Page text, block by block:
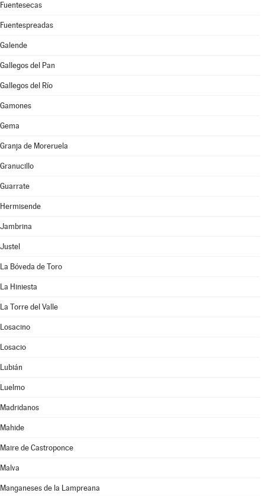
Fuentesecas
Fuentespreadas
Galende
Gallegos del Pan
Gallegos del Río
Gamones
Gema
Granja de Moreruela
Granucillo
Guarrate
Hermisende
Jambrina
Justel
La Bóveda de Toro
La Hiniesta
La Torre del Valle
Losacino
Losacio
Lubián
Luelmo
Madridanos
Mahide
Maire de Castroponce
Malva
Manganeses de la Lampreana